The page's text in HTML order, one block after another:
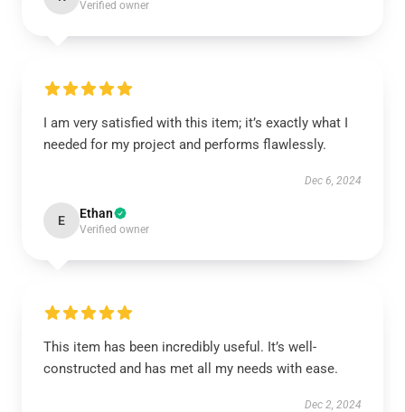
Verified owner
I am very satisfied with this item; it’s exactly what I
needed for my project and performs flawlessly.
Dec 6, 2024
E Ethan
Verified owner
This item has been incredibly useful. It’s well-
constructed and has met all my needs with ease.
Dec 2, 2024